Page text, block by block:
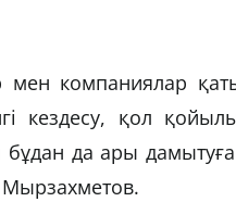
мен компаниялар
кездесу, қол
да ары дамытуға
Мырзахметов.